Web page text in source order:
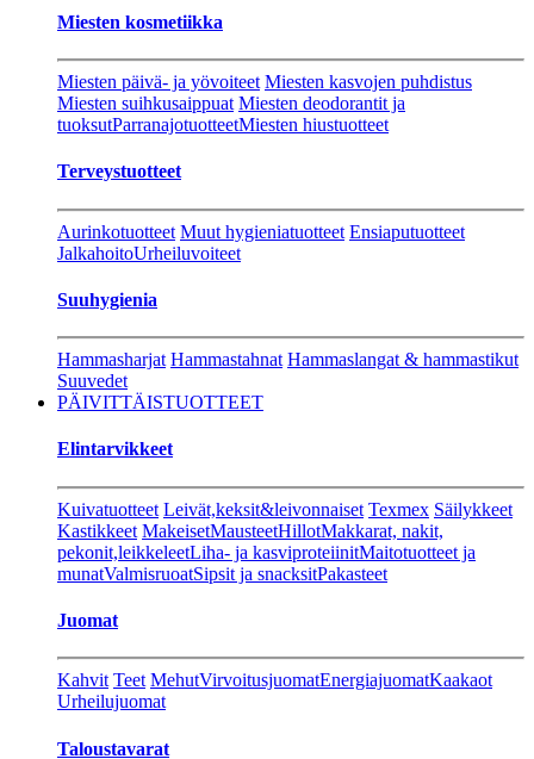
Miesten kosmetiikka
Miesten päivä- ja yövoiteet Miesten kasvojen puhdistus
Miesten suihkusaippuat Miesten deodorantit ja
tuoksutParranajotuotteetMiesten hiustuotteet
Terveystuotteet
Aurinkotuotteet Muut hygieniatuotteet Ensiaputuotteet
JalkahoitoUrheiluvoiteet
Suuhygienia
Hammasharjat Hammastahnat Hammaslangat & hammastikut
Suuvedet
PÄIVITTÄISTUOTTEET
Elintarvikkeet
Kuivatuotteet Leivät,keksit&leivonnaiset Texmex Säilykkeet
Kastikkeet MakeisetMausteetHillotMakkarat, nakit,
pekonit,leikkeleetLiha- ja kasviproteiinitMaitotuotteet ja
munatValmisruoatSipsit ja snacksitPakasteet
Juomat
Kahvit Teet MehutVirvoitusjuomatEnergiajuomatKaakaot
Urheilujuomat
Taloustavarat